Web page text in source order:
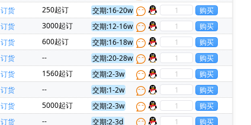
订货 250起订
交期:16-20w
订货 3000起订
交期:12-16w
订货 600起订
交期:16-18w
订货 --
交期:20-28w
订货 1560起订
交期:2-3w
订货 --
交期:1-2w
订货 5000起订
交期:2-3w
订货 --
交期:2-3d